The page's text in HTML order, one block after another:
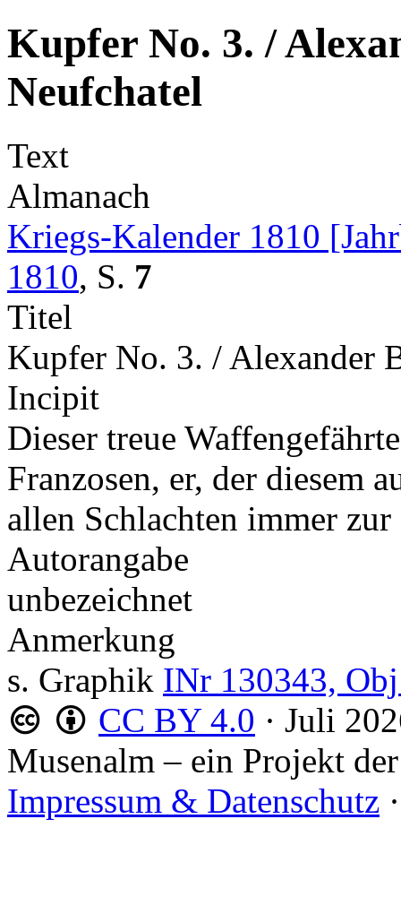
Kupfer No. 3. /
Neufchatel
Text
Almanach
Kriegs-Kalender 1810
1810, S. 7
Titel
Kupfer No. 3. / Alexander
Incipit
Dieser treue
Franzosen, er, der diesem
allen Schlachten immer
Autorangabe
unbezeichnet
Anmerkung
s. Graphik INr 130343,
CC BY 4.0 · Juli
Musenalm – ein Projekt der
Impressum & Datenschutz ·